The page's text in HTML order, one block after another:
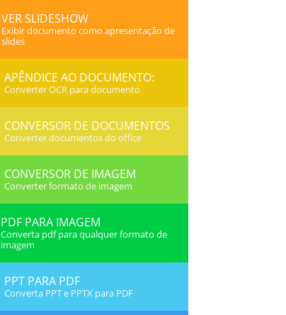
VER SLIDESHOW
Exibir documento como apresentação de
slides
APÊNDICE AO DOCUMENTO:
Converter OCR para documento
CONVERSOR DE DOCUMENTOS
Converter documentos do office
CONVERSOR DE IMAGEM
Converter formato de imagem
PDF PARA IMAGEM
Converta pdf para qualquer formato de
imagem
PPT PARA PDF
Converta PPT e PPTX para PDF